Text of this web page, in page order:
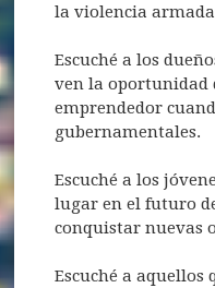
la violencia
Escuché a los
ven la oportunidad
emprendedor
gubernamentales.
Escuché a los
lugar en el futuro
conquistar nuevas
Escuché a aquellos